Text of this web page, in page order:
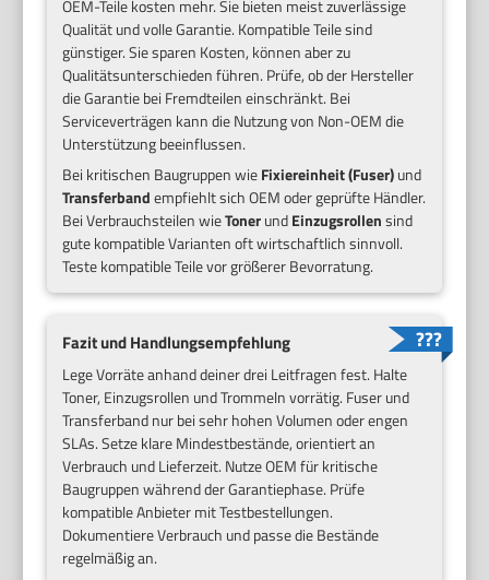
OEM-Teile kosten mehr. Sie bieten meist zuverlässige
Qualität und volle Garantie. Kompatible Teile sind
günstiger. Sie sparen Kosten, können aber zu
Qualitätsunterschieden führen. Prüfe, ob der Hersteller
die Garantie bei Fremdteilen einschränkt. Bei
Serviceverträgen kann die Nutzung von Non-OEM die
Unterstützung beeinflussen.
Bei kritischen Baugruppen wieFixiereinheit (Fuser)und
Transferbandempfiehlt sich OEM oder geprüfte Händler.
Bei Verbrauchsteilen wieTonerundEinzugsrollensind
gute kompatible Varianten oft wirtschaftlich sinnvoll.
Teste kompatible Teile vor größerer Bevorratung.
Fazit und Handlungsempfehlung
Lege Vorräte anhand deiner drei Leitfragen fest. Halte
Toner, Einzugsrollen und Trommeln vorrätig. Fuser und
Transferband nur bei sehr hohen Volumen oder engen
SLAs. Setze klare Mindestbestände, orientiert an
Verbrauch und Lieferzeit. Nutze OEM für kritische
Baugruppen während der Garantiephase. Prüfe
kompatible Anbieter mit Testbestellungen.
Dokumentiere Verbrauch und passe die Bestände
regelmäßig an.